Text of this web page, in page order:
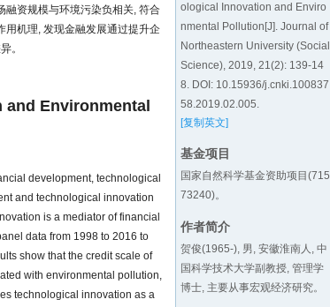
ological Innovation and Enviro
nmental Pollution[J]. Journal of
Northeastern University (Social
Science), 2019, 21(2): 139-14
8. DOI: 10.15936/j.cnki.100837
58.2019.02.005.
[复制英文]
基金项目
国家自然科学基金资助项目(715
73240)。
作者简介
贺俊(1965-), 男, 安徽淮南人, 中
国科学技术大学副教授, 管理学
博士, 主要从事宏观经济研究。
融资规模与环境污染负相关, 符合
用机理, 发现金融发展通过提升企
。
Environmental
development, technological
and technological innovation
is a mediator of financial
data from 1998 to 2016 to
show that the credit scale of
with environmental pollution,
technological innovation as a